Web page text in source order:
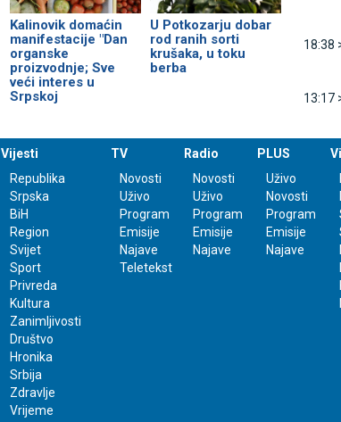
Kalinovik domaćin
manifestacije "Dan
organske
proizvodnje; Sve
veći interes u
Srpskoj
U Potkozarju dobar
rod ranih sorti
krušaka, u toku
berba
18:38
13:17
Vijesti
Republika
Srpska
BiH
Region
Svijet
Sport
Privreda
Kultura
Zanimljivosti
Društvo
Hronika
Srbija
Zdravlje
Vrijeme
TV
Novosti
Uživo
Program
Emisije
Najave
Teletekst
Radio
Novosti
Uživo
Program
Emisije
Najave
PLUS
Uživo
Novosti
Program
Emisije
Najave